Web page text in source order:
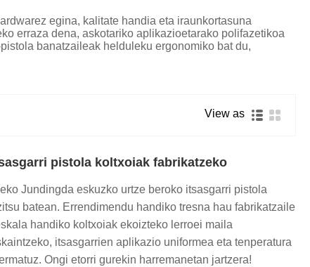
Lietuvos Eesti Keel Română
egina, kalitate handia eta iraunkortasuna
erraza dena, askotariko aplikazioetarako polifazetikoa
banatzaileak helduleku ergonomiko bat du,
View as
pistola koltxoiak fabrikatzeko
Jundingda eskuzko urtze beroko itsasgarri pistola
batean. Errendimendu handiko tresna hau fabrikatzaile
handiko koltxoiak ekoizteko lerroei maila
itsasgarrien aplikazio uniformea ​​eta tenperatura
Ongi etorri gurekin harremanetan jartzera!